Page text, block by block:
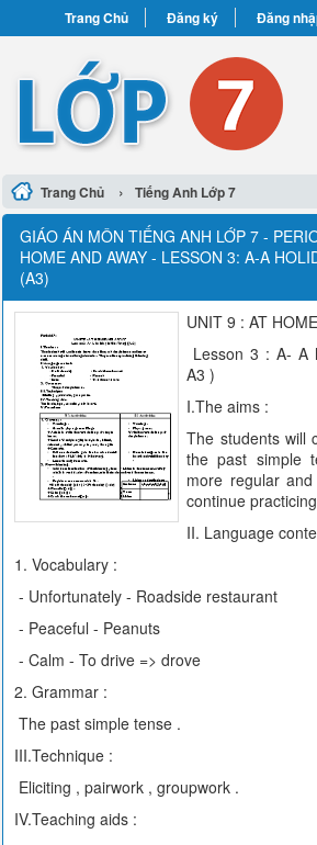
Trang Chủ Đăng ký Đăng
Trang Chủ › Tiếng Anh Lớp 7
GIÁO ÁN MÔN TIẾNG ANH LỚP 7 -
HOME AND AWAY - LESSON 3: A-A
(A3)
UNIT 9 : AT
Lesson 3 : A- A
A3 )
I.The aims :
The students will
the past simple
more regular
continue
II. Language
1. Vocabulary :
- Unfortunately - Roadside restaurant
- Peaceful - Peanuts
- Calm - To drive => drove
2. Grammar :
The past simple tense .
III.Technique :
Eliciting , pairwork , groupwork .
IV.Teaching aids :